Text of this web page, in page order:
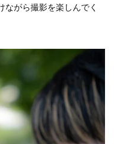
がら撮影を楽しんでく